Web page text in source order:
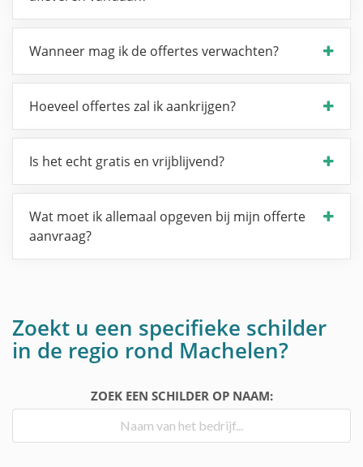
Wanneer mag ik de offertes verwachten?
Hoeveel offertes zal ik aankrijgen?
Is het echt gratis en vrijblijvend?
Wat moet ik allemaal opgeven bij mijn offerte
aanvraag?
Zoekt u een specifieke schilder
in de regio rond Machelen?
ZOEK EEN SCHILDER OP NAAM: